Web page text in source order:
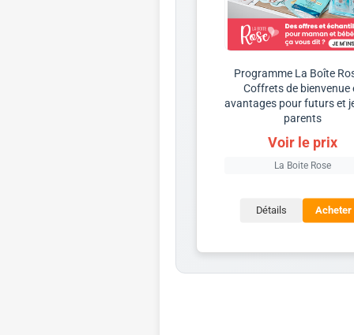
Programme La Boîte
Coffrets de bienvenue
avantages pour futurs et
parents
Voir le prix
La Boite Rose
Détails Acheter